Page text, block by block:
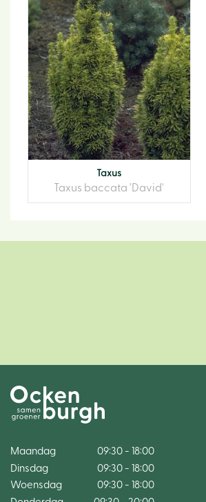
Taxus
Taxus baccata 'David'
Maandag
09:30 - 18:00
Dinsdag
09:30 - 18:00
Woensdag
09:30 - 18:00